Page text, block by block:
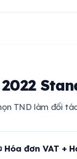
TND làm đối
Hóa đơn VAT +